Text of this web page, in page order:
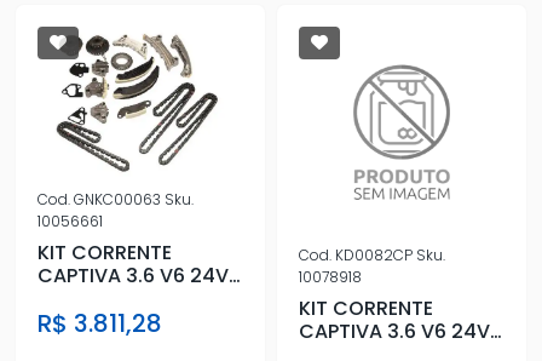
Cod.GNKC00063 Sku.
10056661
KIT CORRENTE
CAPTIVA 3.6 V6 24V
R$ 3.811,28
Cod. KD0082CP Sku.
10078918
KIT CORRENTE
CAPTIVA 3.6 V6 24V